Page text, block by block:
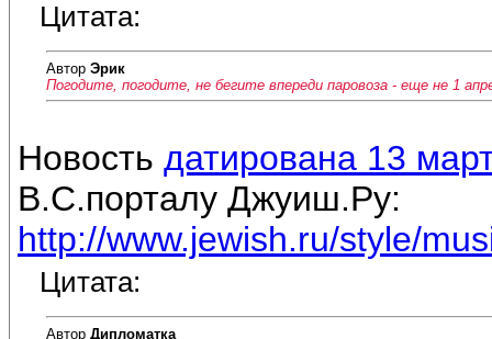
Цитата:
Автор Эрик
Погодите, погодите, не бегите впереди паровоза - еще не 1
Новость датирована 13
В.С.порталу Джуиш.Ру:
http://www.jewish.ru/style/
Цитата:
Автор Дипломатка